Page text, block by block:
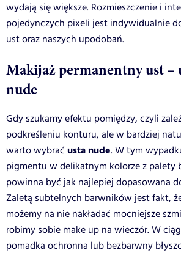
wydają się większe. Rozmieszczenie i
pojedynczych pixeli jest indywidualnie
ust oraz naszych upodobań.
Makijaż permanentny ust –
nude
Gdy szukamy efektu pomiędzy, czyli
podkreśleniu konturu, ale w bardziej
warto wybrać usta nude. W tym
pigmentu w delikatnym kolorze z palety
powinna być jak najlepiej dopasowana
Zaletą subtelnych barwników jest fakt,
możemy na nie nakładać mocniejsze
robimy sobie make up na wieczór. W
pomadka ochronna lub bezbarwny